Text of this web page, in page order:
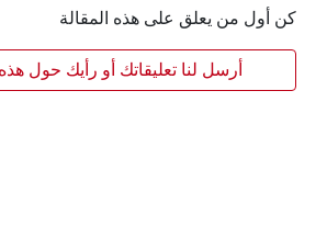
كن أول من يعلق على هذه المقالة
أرسل لنا تعليقاتك أو رأيك حول